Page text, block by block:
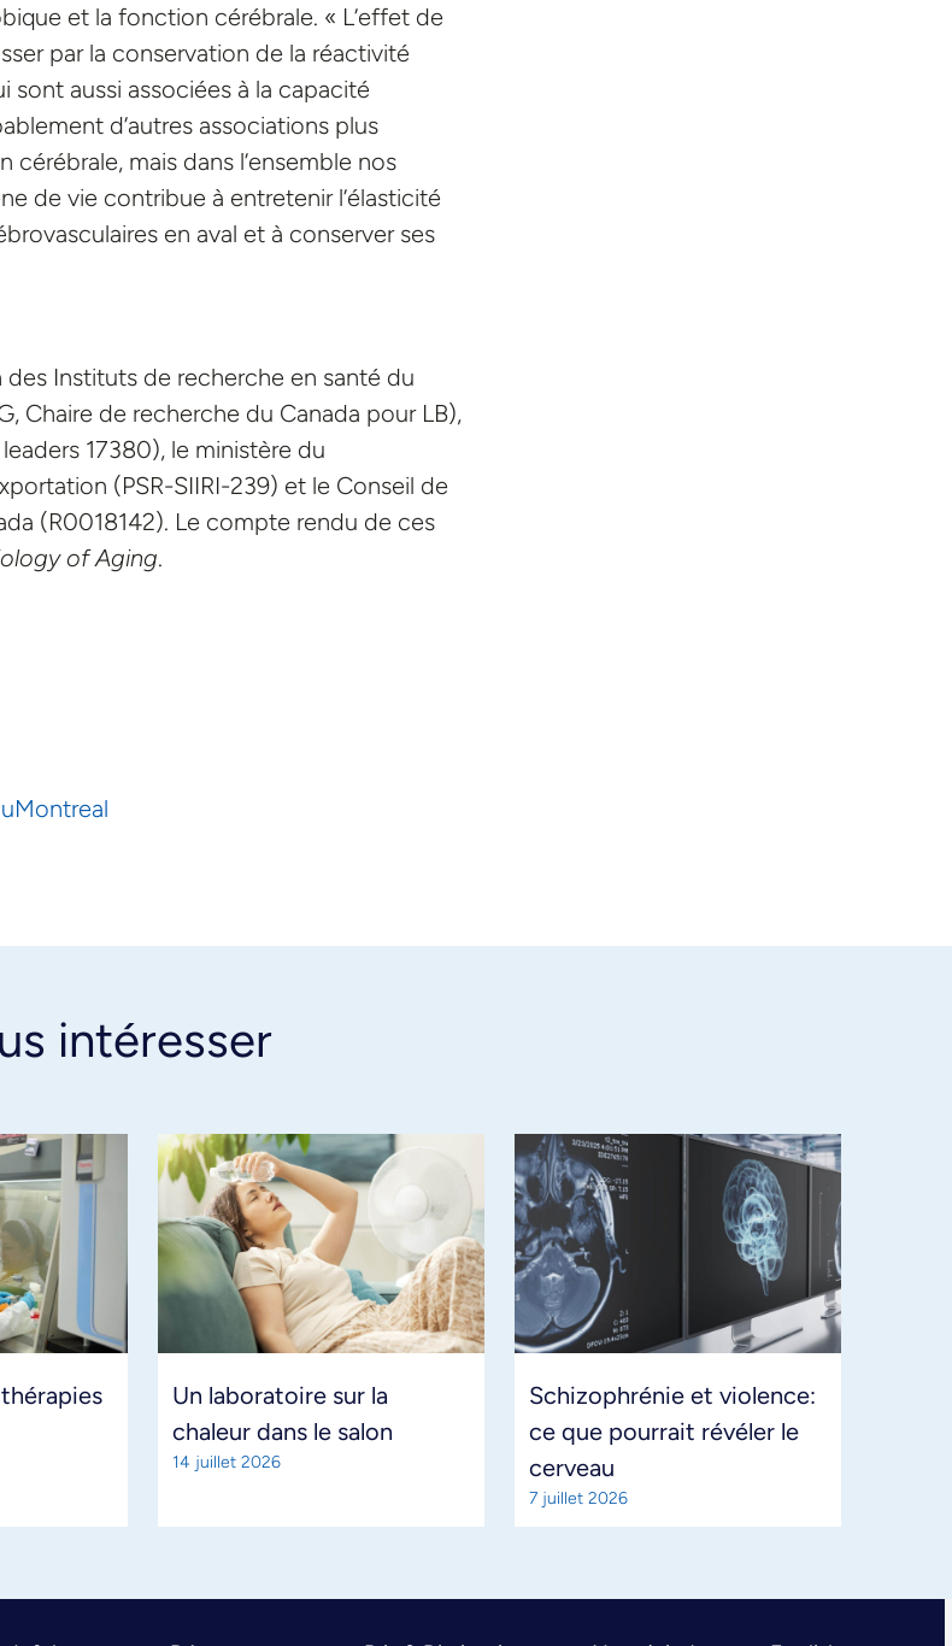
et la fonction cérébrale. « L’effet de
par la conservation de la réactivité
sont aussi associées à la capacité
d’autres associations plus
mais dans l’ensemble nos
de vie contribue à entretenir l’élasticité
en aval et à conserver ses
Instituts de recherche en santé du
Chaire de recherche du Canada pour LB),
17380), le ministère du
(PSR-SIIRI-239) et le Conseil de
(R0018142). Le compte rendu de ces
of Aging.
intéresser
Un laboratoire sur la
chaleur dans le salon
14 juillet 2026
Schizophrénie et violence:
ce que pourrait révéler le
cerveau
7 juillet 2026